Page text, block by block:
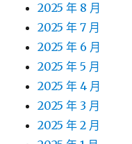
2025 年 8 月
2025 年 7 月
2025 年 6 月
2025 年 5 月
2025 年 4 月
2025 年 3 月
2025 年 2 月